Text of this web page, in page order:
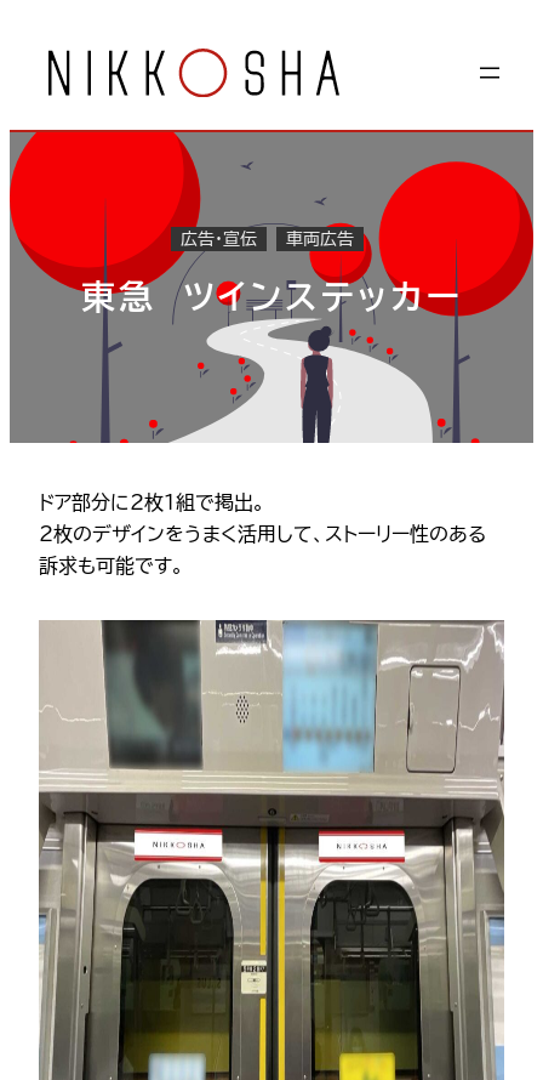
キ
ッ
プ
広告・宣伝 車両広告
東急 ツインステッカー
ドア部分に2枚1組で掲出。
2枚のデザインをうまく活用して、ストーリー性のある
訴求も可能です。